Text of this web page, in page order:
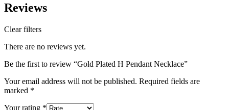
Reviews
Clear filters
There are no reviews yet.
Be the first to review “Gold Plated H Pendant Necklace”
Your email address will not be published. Required fields are
marked *
Your rating *